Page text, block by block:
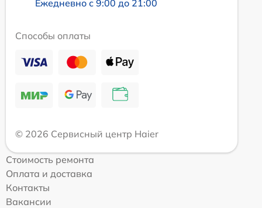
Ежедневно с 9:00 до 21:00
Способы оплаты
© 2026 Сервисный центр Haier
Стоимость ремонта
Оплата и доставка
Контакты
Вакансии